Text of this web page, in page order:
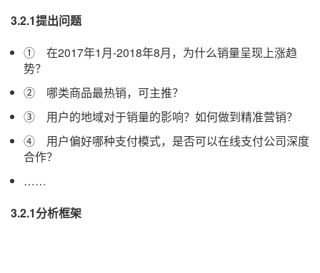
3.2.1提出问题
① 在2017年1月-2018年8月，为什么销量呈现上涨趋
势？
② 哪类商品最热销，可主推？
③ 用户的地域对于销量的影响？如何做到精准营销？
④ 用户偏好哪种支付模式，是否可以在线支付公司深度
合作？
……
3.2.1分析框架